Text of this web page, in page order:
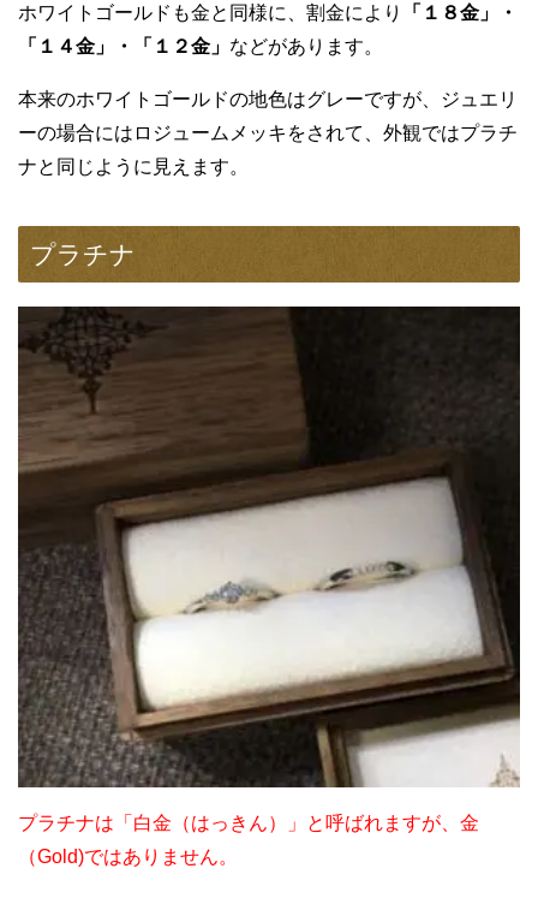
ホワイトゴールドも金と同様に、割金により
「１８金」・
「１４金」・「１２金」 などがあります。
本来のホワイトゴールドの地色はグレーですが、ジュエリ
ーの場合にはロジュームメッキをされて、外観ではプラチ
ナと同じように見えます。
プラチナ
プラチナは「白金（はっきん）」と呼ばれますが、金
（Gold)ではありません。